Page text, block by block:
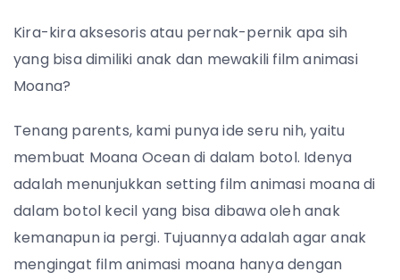
Kira-kira aksesoris atau pernak-pernik apa sih
yang bisa dimiliki anak dan mewakili film animasi
Moana?
Tenang parents, kami punya ide seru nih, yaitu
membuat Moana Ocean di dalam botol. Idenya
adalah menunjukkan setting film animasi moana di
dalam botol kecil yang bisa dibawa oleh anak
kemanapun ia pergi. Tujuannya adalah agar anak
mengingat film animasi moana hanya dengan